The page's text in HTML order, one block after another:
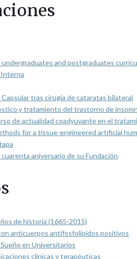
undergraduates and postgraduates
tras cirugía de cataratas bilateral
y tratamiento del trastorno de
de actualidad coadyuvante en el
for a tissue-engineered artificial
aniversario de su Fundación
de historia (1665-2015)
anticuerpos antifosfolípidos positivos
en Universitarios
clínicas y terapéuticas